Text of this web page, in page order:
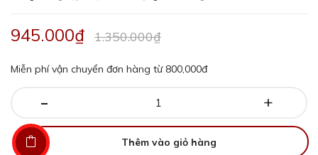
945.000₫ 1.350.000₫
Miễn phí vận chuyển đơn hàng từ 800,000đ
- +
Thêm vào giỏ hàng